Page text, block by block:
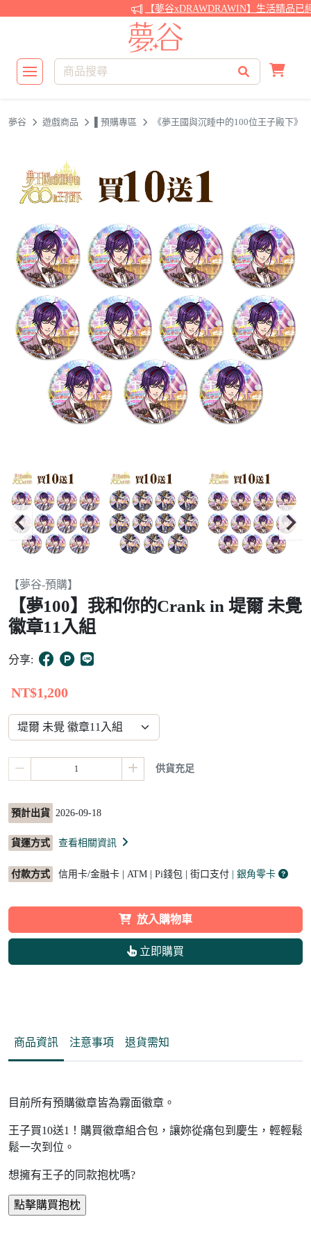
【夢谷xDRAWDRAWIN】生活精品已
夢谷 遊戲商品 ▌預購專區 《夢王國與沉睡中的100位王子殿下》
Item
of
15
【夢谷-預購】
【夢100】我和你的Crank in 堤爾 未覺
徽章11入組
分享:
NT$1,200
供貨充足
預計出貨 2026-09-18
貨運方式 查看相關資訊
付款方式 信用卡/金融卡 | ATM | Pi錢包 | 街口支付 | 銀角零卡
放入購物車
立即購買
商品資訊 注意事項 退貨需知
目前所有預購徽章皆為霧面徽章。
王子買10送1！購買徽章組合包，讓妳從痛包到慶生，輕輕鬆
鬆一次到位。
想擁有王子的同款抱枕嗎?